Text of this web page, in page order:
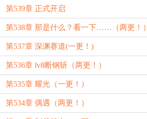
第539章 正式开启
第538章 那是什么？看一下……（两更！）
第537章 深渊赛道(一更！)
第536章 lv8断钢斩（两更！）
第535章 耀光（一更！）
第534章 偶遇（两更！）